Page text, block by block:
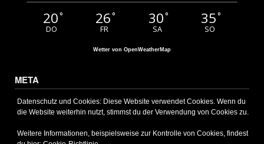
20°
DO
26°
FR
30°
SA
35°
SO
Wetter von OpenWeatherMap
META
Anmelden
Eintrags-Feed
WordPress.org
Datenschutz und Cookies: Diese Website verwendet Cookies. Wenn du
die Website weiterhin nutzt, stimmst du der Verwendung von Cookies zu.
Weitere Informationen, beispielsweise zur Kontrolle von Cookies, findest